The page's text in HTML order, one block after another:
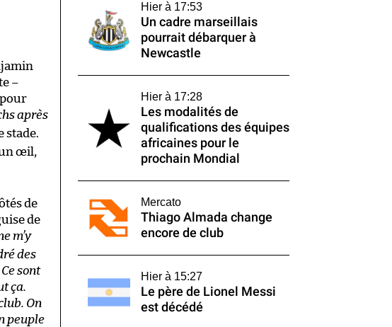
–
après
stade.
un œil,
de
de
m’y
des
Ce sont
ça.
On
peuple
Hier à 17:53
Un cadre marseillais
pourrait débarquer à
Newcastle
Hier à 17:28
Les modalités de
qualifications des équipes
africaines pour le
prochain Mondial
Mercato
Thiago Almada change
encore de club
Hier à 15:27
Le père de Lionel Messi
est décédé